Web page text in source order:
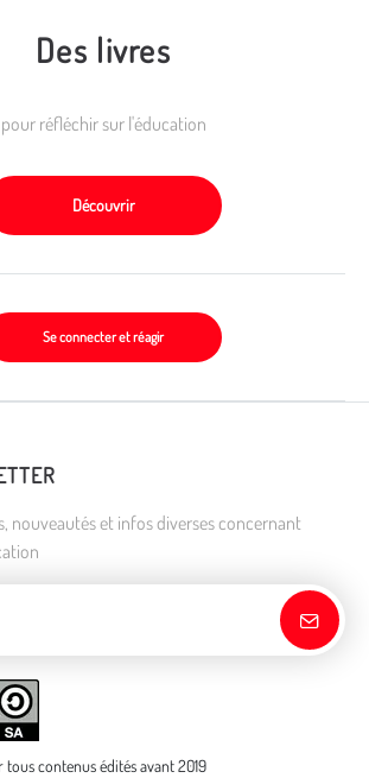
Des livres
pour réfléchir sur l'éducation
Découvrir
Se connecter et réagir
nouveautés et infos diverses concernant
contenus édités avant 2019